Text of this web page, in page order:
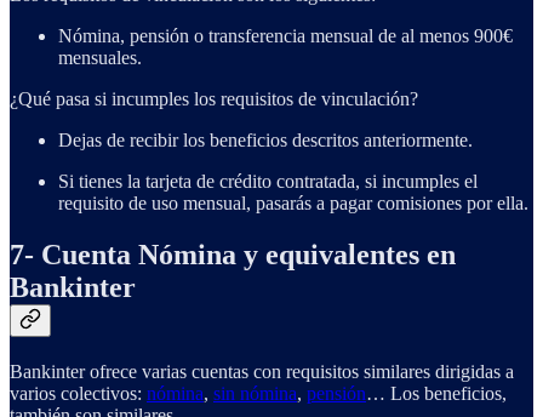
Nómina, pensión o transferencia mensual de al menos 900€
mensuales.
¿Qué pasa si incumples los requisitos de vinculación?
Dejas de recibir los beneficios descritos anteriormente.
Si tienes la tarjeta de crédito contratada, si incumples el
requisito de uso mensual, pasarás a pagar comisiones por ella.
7- Cuenta Nómina y equivalentes en
Bankinter
Bankinter ofrece varias cuentas con requisitos similares dirigidas a
varios colectivos: nómina, sin nómina, pensión… Los beneficios,